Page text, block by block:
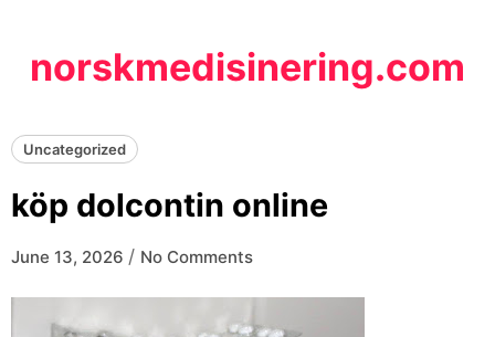
contentnorskmedisinering.com
Uncategorized
köp dolcontin online
June 13, 2026 / No Comments